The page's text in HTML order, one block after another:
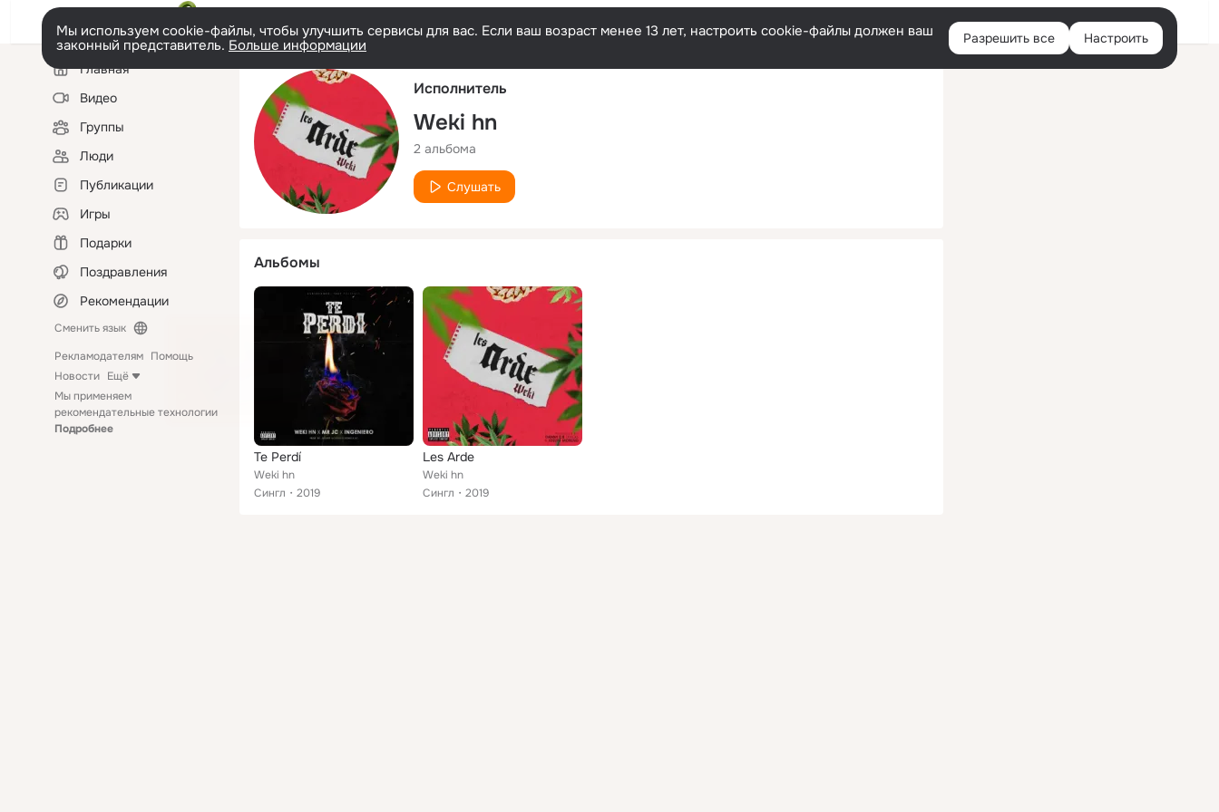
Русский Войти
Мы используем cookie-файлы, чтобы улучшить сервисы для вас. Если ваш возраст менее 13 лет, настроить cookie-файлы должен ваш
законный представитель. Больше информации Разрешить все Настроить
Левая
колонкаГлавная
Видео
Группы
Люди
Публикации
Игры
Подарки
Поздравления
Рекомендации
Сменить язык
Рекламодателям Помощь
Новости Ещё
Мы применяем
рекомендательные технологии
Подробнее
Исполнитель
Weki hn
2 альбома
Слушать
Альбомы
Te Perdí
Weki hn
Сингл
2019
Les Arde
Weki hn
Сингл
2019